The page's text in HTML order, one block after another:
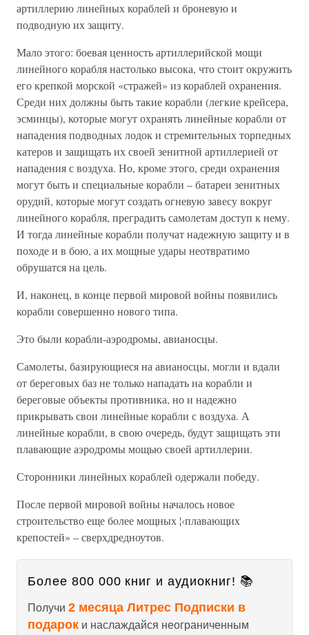
артиллерию линейных кораблей и броневую и
подводную их защиту.
Мало этого: боевая ценность артиллерийской мощи
линейного корабля настолько высока, что стоит окружить
его крепкой морской «стражей» из кораблей охранения.
Среди них должны быть такие корабли (легкие крейсера,
эсминцы), которые могут охранять линейные корабли от
нападения подводных лодок и стремительных торпедных
катеров и защищать их своей зенитной артиллерией от
нападения с воздуха. Но, кроме этого, среди охранения
могут быть и специальные корабли – батареи зенитных
орудий, которые могут создать огневую завесу вокруг
линейного корабля, преградить самолетам доступ к нему.
И тогда линейные корабли получат надежную защиту и в
походе и в бою, а их мощные удары неотвратимо
обрушатся на цель.
И, наконец, в конце первой мировой войны появились
корабли совершенно нового типа.
Это были корабли-аэродромы, авианосцы.
Самолеты, базирующиеся на авианосцы, могли и вдали
от береговых баз не только нападать на корабли и
береговые объекты противника, но и надежно
прикрывать свои линейные корабли с воздуха. А
линейные корабли, в свою очередь, будут защищать эти
плавающие аэродромы мощью своей артиллерии.
Сторонники линейных кораблей одержали победу.
После первой мировой войны началось новое
строительство еще более мощных ¦‹плавающих
крепостей» – сверхдредноутов.
Более 800 000 книг и аудиокниг! 📚
Получи 2 месяца Литрес Подписки в
подарок и наслаждайся неограниченным